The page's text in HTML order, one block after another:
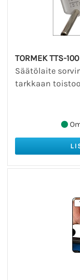
TORMEK TTS-
Säätölaite
tarkkaan